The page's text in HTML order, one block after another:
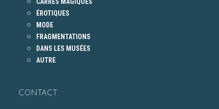
ÉROTIQUES
MODE
FRAGMENTATIONS
DANS LES MUSÉES
AUTRE
CONTACT